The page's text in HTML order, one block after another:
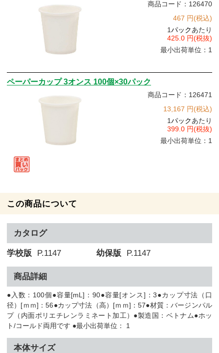
商品コード：126470
467 円(税込)
1パックあたり
425.0 円(税抜)
最小出荷単位：1
ペーパーカップ 3オンス 100個×30パック
商品コード：126471
13,167 円(税込)
1パックあたり
399.0 円(税抜)
最小出荷単位：1
この商品について
カタログ
学校版 P.1147 幼保版 P.1147
商品詳細
●入数：100個●容量[mL]：90●容量[オンス]：3●カップ寸法（口
径）[ｍｍ]：56●カップ寸法（高）[ｍｍ]：57●材質：バージンパル
プ（内面ポリエチレンラミネート加工）●製造国：ベトナム●ホッ
ト/コールド両用です ●最小出荷単位： 1
本体サイズ